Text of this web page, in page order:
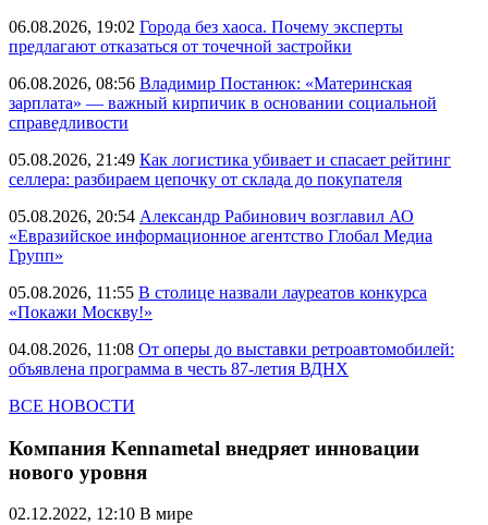
06.08.2026, 19:02 Города без хаоса. Почему эксперты
предлагают отказаться от точечной застройки
06.08.2026, 08:56 Владимир Постанюк: «Материнская
зарплата» — важный кирпичик в основании социальной
справедливости
05.08.2026, 21:49 Как логистика убивает и спасает рейтинг
селлера: разбираем цепочку от склада до покупателя
05.08.2026, 20:54 Александр Рабинович возглавил АО
«Евразийское информационное агентство Глобал Медиа
Групп»
05.08.2026, 11:55 В столице назвали лауреатов конкурса
«Покажи Москву!»
04.08.2026, 11:08 От оперы до выставки ретроавтомобилей:
объявлена программа в честь 87-летия ВДНХ
ВСЕ НОВОСТИ
Компания Kennametal внедряет инновации
нового уровня
02.12.2022, 12:10 В мире